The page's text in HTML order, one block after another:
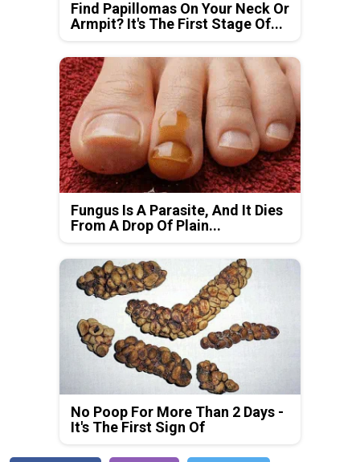
Find Papillomas On Your Neck Or
Armpit? It's The First Stage Of...
Fungus Is A Parasite, And It Dies
From A Drop Of Plain...
No Poop For More Than 2 Days -
It's The First Sign Of